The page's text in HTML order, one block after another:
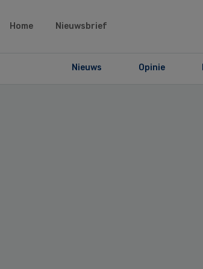
Home Nieuwsbrief
Nieuws Opinie